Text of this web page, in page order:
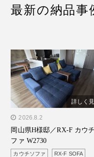
最新の納品事
" alt="岡山県H様邸／
カウチソファ W2730"/>
詳しく
2026.8.2
岡山県H様邸／RX-F カウ
ファ W2730
カウチソファ RX-F SOFA